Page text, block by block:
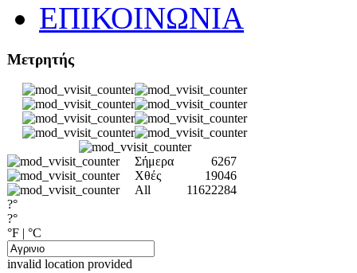
ΕΠΙΚΟΙΝΩΝΙΑ
Μετρητής
Σήμερα
6267
Χθές
19046
All
11622284
?°
?°
°F | °C
invalid location provided